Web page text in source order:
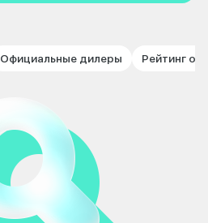
Официальные дилеры Рейтинг